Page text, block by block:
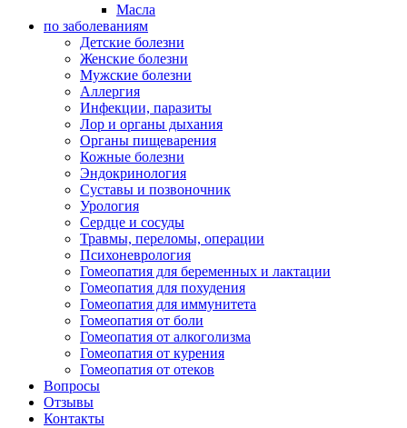
Масла
по заболеваниям
Детские болезни
Женские болезни
Мужские болезни
Аллергия
Инфекции, паразиты
Лор и органы дыхания
Органы пищеварения
Кожные болезни
Эндокринология
Суставы и позвоночник
Урология
Сердце и сосуды
Травмы, переломы, операции
Психоневрология
Гомеопатия для беременных и лактации
Гомеопатия для похудения
Гомеопатия для иммунитета
Гомеопатия от боли
Гомеопатия от алкоголизма
Гомеопатия от курения
Гомеопатия от отеков
Вопросы
Отзывы
Контакты